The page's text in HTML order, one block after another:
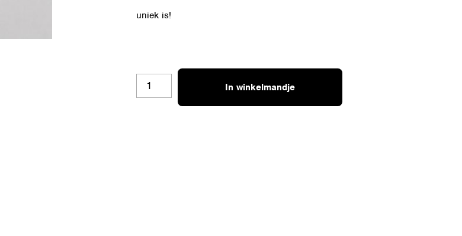
uniek is!
PINS
HARTJE
DUOKLEUR
In winkelmandje